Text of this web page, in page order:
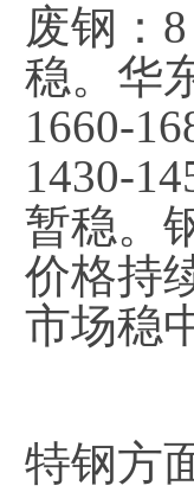
废钢：
稳。华
1660-
1430-
暂稳。
价格持
市场稳
特钢方